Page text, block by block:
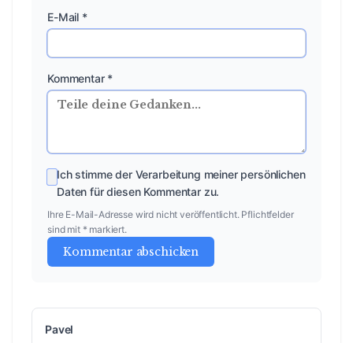
E-Mail *
Kommentar *
Ich stimme der Verarbeitung meiner persönlichen
Daten für diesen Kommentar zu.
Ihre E-Mail-Adresse wird nicht veröffentlicht. Pflichtfelder
sind mit * markiert.
Kommentar abschicken
Pavel